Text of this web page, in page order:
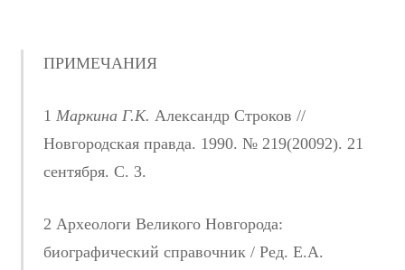
ПРИМЕЧАНИЯ
1 Маркина Г.К. Александр Строков //
Новгородская правда. 1990. № 219(20092). 21
сентября. С. 3.
2 Археологи Великого Новгорода:
биографический справочник / Ред. Е.А.